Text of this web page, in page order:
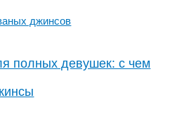
полных девушек: с чем